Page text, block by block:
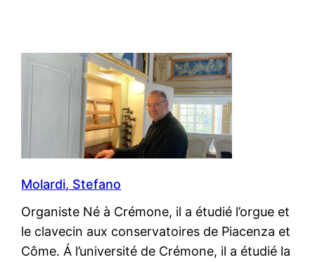
Molardi, Stefano
Organiste Né à Crémone, il a étudié l’orgue et
le clavecin aux conservatoires de Piacenza et
Côme. Á l’université de Crémone, il a étudié la